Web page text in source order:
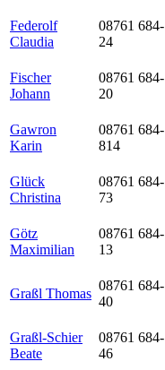
Federolf
Claudia
08761 684-
24
Fischer
Johann
08761 684-
20
Gawron
Karin
08761 684-
814
Glück
Christina
08761 684-
73
Götz
Maximilian
08761 684-
13
Graßl Thomas
08761 684-
40
Graßl-Schier
Beate
08761 684-
46